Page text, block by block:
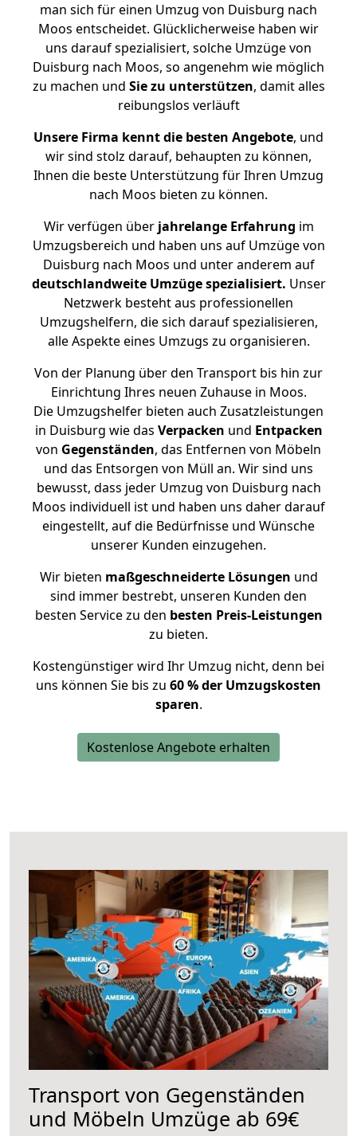
man sich für einen Umzug von Duisburg nach
Moos entscheidet. Glücklicherweise haben wir
uns darauf spezialisiert, solche Umzüge von
Duisburg nach Moos, so angenehm wie möglich
zu machen und Sie zu unterstützen, damit alles
reibungslos verläuft
Unsere Firma kennt die besten Angebote, und
wir sind stolz darauf, behaupten zu können,
Ihnen die beste Unterstützung für Ihren Umzug
nach Moos bieten zu können.
Wir verfügen überjahrelange Erfahrung im
Umzugsbereich und haben uns auf Umzüge von
Duisburg nach Moos und unter anderem auf
deutschlandweite Umzüge spezialisiert. Unser
Netzwerk besteht aus professionellen
Umzugshelfern, die sich darauf spezialisieren,
alle Aspekte eines Umzugs zu organisieren.
Von der Planung über den Transport bis hin zur
Einrichtung Ihres neuen Zuhause in Moos.
Die Umzugshelfer bieten auch Zusatzleistungen
in Duisburg wie das Verpacken und Entpacken
von Gegenständen, das Entfernen von Möbeln
und das Entsorgen von Müll an. Wir sind uns
bewusst, dass jeder Umzug von Duisburg nach
Moos individuell ist und haben uns daher darauf
eingestellt, auf die Bedürfnisse und Wünsche
unserer Kunden einzugehen.
Wir bieten maßgeschneiderte Lösungen und
sind immer bestrebt, unseren Kunden den
besten Service zu den besten Preis-Leistungen
zu bieten.
Kostengünstiger wird Ihr Umzug nicht, denn bei
uns können Sie bis zu 60 % der Umzugskosten
sparen.
Kostenlose Angebote erhalten
Transport von Gegenständen
und Möbeln Umzüge ab 69€